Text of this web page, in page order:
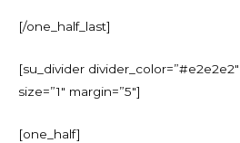
[/one_half_last]
[su_divider
size=”1″ margin=”5″]
[one_half]